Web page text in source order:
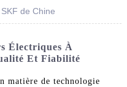
de Chine
Électriques À
Et Fiabilité
matière de technologie